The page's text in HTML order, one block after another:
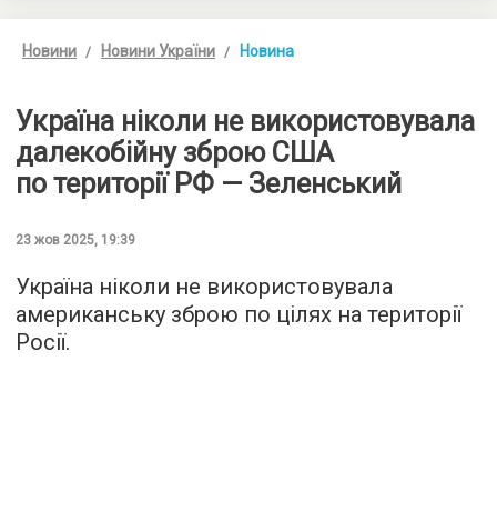
Новини Новини України Новина
Україна ніколи не використовувала
далекобійну зброю США
по території РФ — Зеленський
23 жов 2025, 19:39
Україна ніколи не використовувала
американську зброю по цілях на території
Росії.